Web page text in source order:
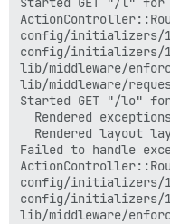
Started GET "/" for
NoMethodError
lib/
lib/
lib/middleware/
lib/
lib/middleware/
lib/middleware/
config/initializers/
config/initializers/
config/initializers/
lib/middleware/
config/initializers/
config/initializers/
lib/middleware/
lib/middleware/
Started GET "/lo" for
Rendered
Rendered layout
Failed to handle
config/initializers/
config/initializers/
lib/middleware/